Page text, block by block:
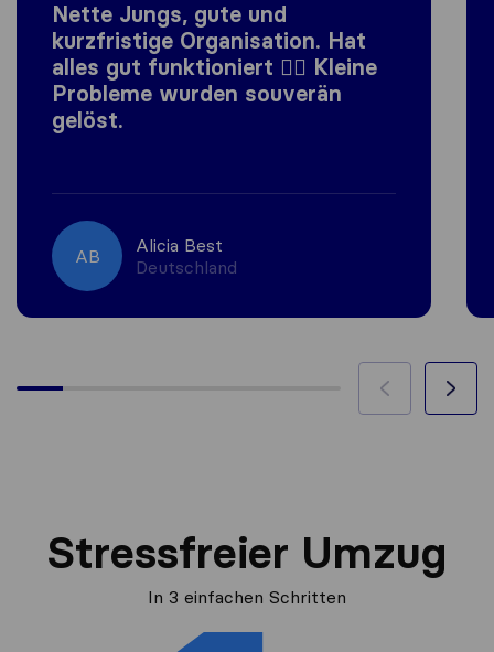
Nette Jungs, gute und
kurzfristige Organisation. Hat
alles gut funktioniert 👍🏼 Kleine
Probleme wurden souverän
gelöst.
AB
Alicia Best
Deutschland
Stressfreier Umzug
In 3 einfachen Schritten